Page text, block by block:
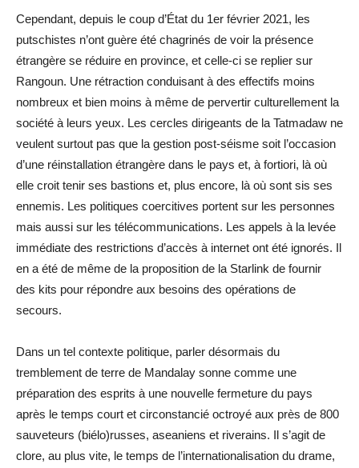
Cependant, depuis le coup d’État du 1er février 2021, les
putschistes n’ont guère été chagrinés de voir la présence
étrangère se réduire en province, et celle-ci se replier sur
Rangoun. Une rétraction conduisant à des effectifs moins
nombreux et bien moins à même de pervertir culturellement la
société à leurs yeux. Les cercles dirigeants de la Tatmadaw ne
veulent surtout pas que la gestion post-séisme soit l’occasion
d’une réinstallation étrangère dans le pays et, à fortiori, là où
elle croit tenir ses bastions et, plus encore, là où sont sis ses
ennemis. Les politiques coercitives portent sur les personnes
mais aussi sur les télécommunications. Les appels à la levée
immédiate des restrictions d’accès à internet ont été ignorés. Il
en a été de même de la proposition de la Starlink de fournir
des kits pour répondre aux besoins des opérations de
secours.
Dans un tel contexte politique, parler désormais du
tremblement de terre de Mandalay sonne comme une
préparation des esprits à une nouvelle fermeture du pays
après le temps court et circonstancié octroyé aux près de 800
sauveteurs (biélo)russes, aseaniens et riverains. Il s’agit de
clore, au plus vite, le temps de l’internationalisation du drame,